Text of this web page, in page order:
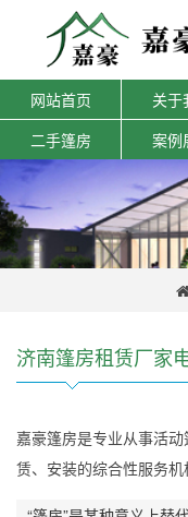
网站首页 关于
二手篷房
案例
济南篷房租赁厂家
嘉豪篷房是专业从事活
赁、安装的综合性服务机